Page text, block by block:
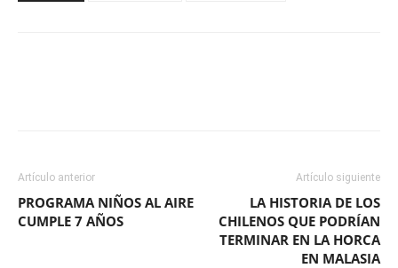
Artículo anterior
PROGRAMA NIÑOS AL AIRE
CUMPLE 7 AÑOS
Artículo siguiente
LA HISTORIA DE LOS
CHILENOS QUE PODRÍAN
TERMINAR EN LA HORCA
EN MALASIA